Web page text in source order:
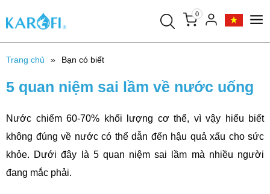
0
Trang chủ Bạn có biết
5 quan niệm sai lầm về nước uống
Nước chiếm 60-70% khối lượng cơ thể, vì vậy hiểu biết
không đúng về nước có thể dẫn đến hậu quả xấu cho sức
khỏe. Dưới đây là 5 quan niệm sai lầm mà nhiều người
đang mắc phải.